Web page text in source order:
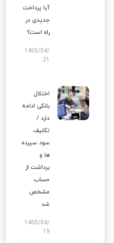
آیا پرداخت
جدیدی در
راه است؟
1405/04/
اختلال
بانکی ادامه
دارد /
تکلیف
سود سپرده
ها و
برداشت از
حساب
مشخص
شد
1405/04/
19